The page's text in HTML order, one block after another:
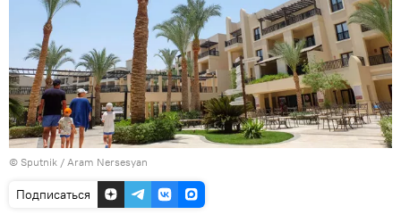
© Sputnik / Aram Nersesyan
Подписаться